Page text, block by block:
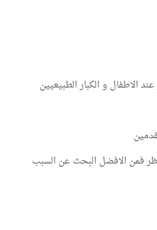
الاطفال و الكبار الطبيعيين
فمن الافضل البحث عن السبب